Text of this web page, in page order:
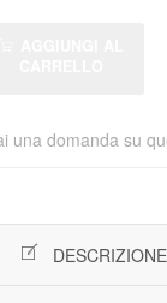
una domanda su
DESCRIZIONE